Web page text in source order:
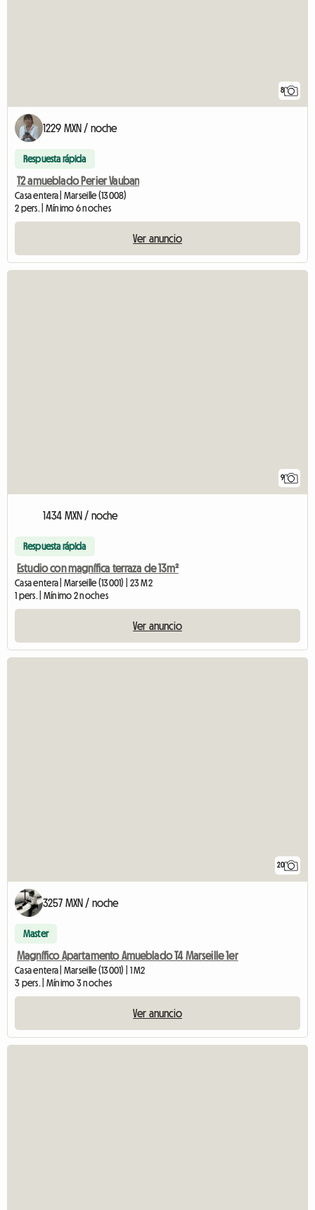
8
1229 MXN / noche
Respuesta rápida
T2 amueblado Perier Vauban
Casa entera | Marseille (13008)
2 pers. | Mínimo 6 noches
Ver anuncio
9
1434 MXN / noche
Respuesta rápida
Estudio con magnífica terraza de 13m²
Casa entera | Marseille (13001) | 23 M2
1 pers. | Mínimo 2 noches
Ver anuncio
20
3257 MXN / noche
Master
Magnífico Apartamento Amueblado T4 Marseille 1er
Casa entera | Marseille (13001) | 1 M2
3 pers. | Mínimo 3 noches
Ver anuncio